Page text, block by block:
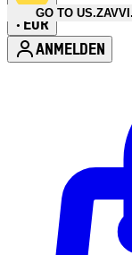
GO TO
• EUR
ANMELDEN